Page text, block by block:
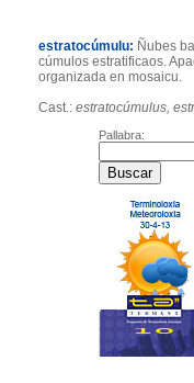
estratocúmulu: Ñubes
cúmulos estratificaos.
organizada en mosaicu.
Cast.: estratocúmulus,
Pallabra: